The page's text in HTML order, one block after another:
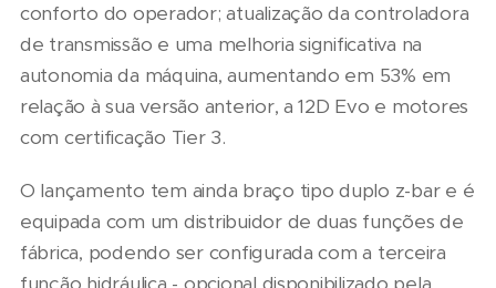
conforto do operador; atualização da controladora
de transmissão e uma melhoria significativa na
autonomia da máquina, aumentando em 53% em
relação à sua versão anterior, a 12D Evo e motores
com certificação Tier 3.
O lançamento tem ainda braço tipo duplo z-bar e é
equipada com um distribuidor de duas funções de
fábrica, podendo ser configurada com a terceira